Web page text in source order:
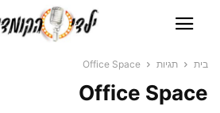
בית תגיות Office Space
Office Space